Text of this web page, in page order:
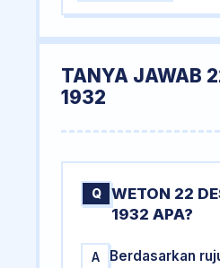
TANYA JAWAB
1932
Q
WETON 22
1932 APA?
A
Berdasarkan